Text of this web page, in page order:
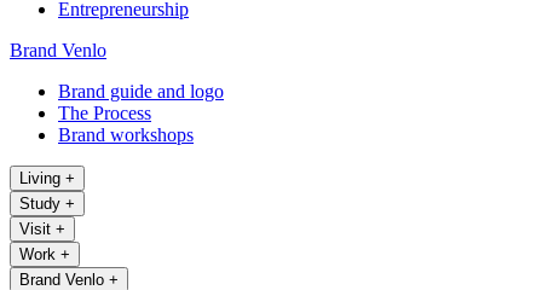
Entrepreneurship
Brand Venlo
Brand guide and logo
The Process
Brand workshops
Living +
Study +
Visit +
Work +
Brand Venlo +